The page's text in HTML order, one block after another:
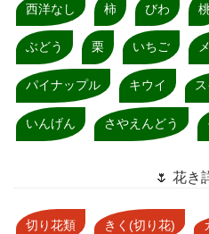
西洋なし 柿 びわ
ぶどう 栗 いちご
パイナップル キウイ
いんげん さやえんどう
🌷 花き
切り花類 きく(切り花)